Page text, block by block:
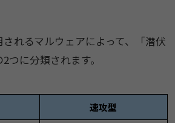
れるマルウェアによって、​「潜伏
つに分類されます。​
​速攻型